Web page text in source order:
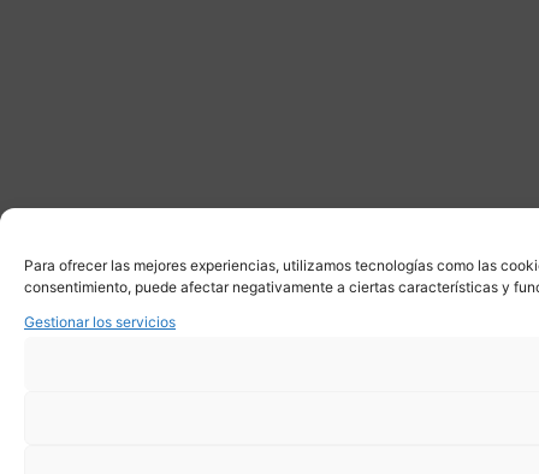
Para ofrecer las mejores experiencias, utilizamos tecnologías como las
consentimiento, puede afectar negativamente a ciertas características y
Gestionar los servicios